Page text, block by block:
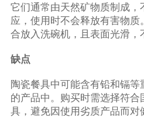
它们通常由天然矿物质制成，
应，使用时不会释放有害物
合放入洗碗机，且表面光滑，
缺点
陶瓷餐具中可能含有铅和镉
的产品中。购买时需选择符
具，避免因使用劣质产品而对